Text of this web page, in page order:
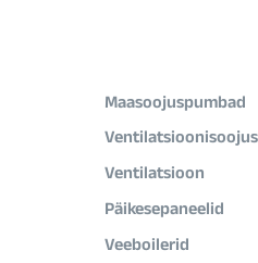
Maasoojuspumbad
Ventilatsioon
Päikesepaneelid
Veeboilerid